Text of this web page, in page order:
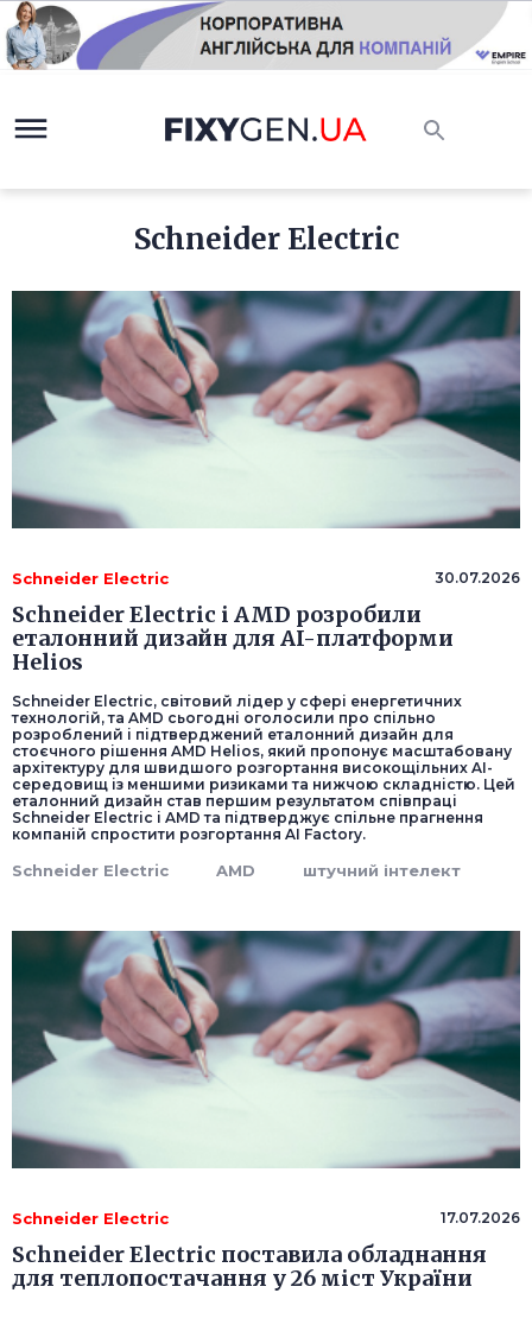
Schneider Electric
Schneider Electric 30.07.2026
Schneider Electric і AMD розробили
еталонний дизайн для AI-платформи
Helios
Schneider Electric, світовий лідер у сфері енергетичних
технологій, та AMD сьогодні оголосили про спільно
розроблений і підтверджений еталонний дизайн для
стоєчного рішення AMD Helios, який пропонує масштабовану
архітектуру для швидшого розгортання високощільних AI-
середовищ із меншими ризиками та нижчою складністю. Цей
еталонний дизайн став першим результатом співпраці
Schneider Electric і AMD та підтверджує спільне прагнення
компаній спростити розгортання AI Factory.
Schneider Electric AMD штучний інтелект
Schneider Electric 17.07.2026
Schneider Electric поставила обладнання
для теплопостачання у 26 міст України